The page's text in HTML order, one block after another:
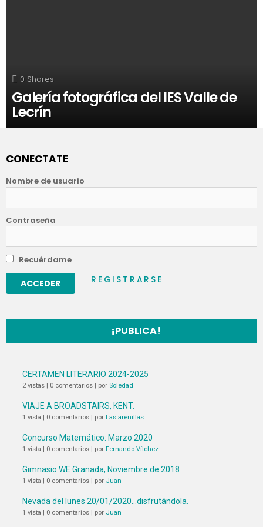
0 Shares
Galería fotográfica del IES Valle de
Lecrín
CONECTATE
Nombre de usuario
Contraseña
Recuérdame
REGISTRARSE
¡PUBLICA!
CERTAMEN LITERARIO 2024-2025
2 vistas 0 comentarios por Soledad
VIAJE A BROADSTAIRS, KENT.
1 vista 0 comentarios por Las arenillas
Concurso Matemático: Marzo 2020
1 vista 0 comentarios por Fernando Vílchez
Gimnasio WE Granada, Noviembre de 2018
1 vista 0 comentarios por Juan
Nevada del lunes 20/01/2020…disfrutándola.
1 vista 0 comentarios por Juan